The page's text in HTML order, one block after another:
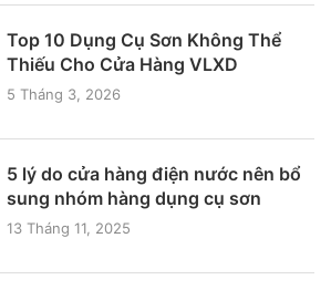
Top 10 Dụng Cụ Sơn Không Thể
Thiếu Cho Cửa Hàng VLXD
5 Tháng 3, 2026
5 lý do cửa hàng điện nước nên bổ
sung nhóm hàng dụng cụ sơn
13 Tháng 11, 2025